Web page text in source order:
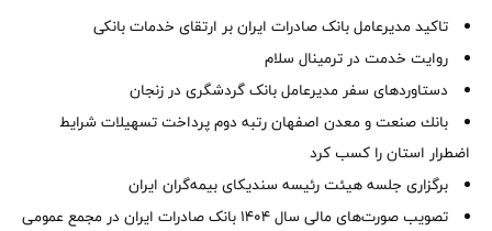
تاکید مدیرعامل بانک صادرات ایران بر ارتقای خدمات بانکی
روایت خدمت در ترمینال سلام
دستاوردهای سفر مدیرعامل بانک گردشگری در زنجان
بانك صنعت و معدن اصفهان رتبه دوم پرداخت تسهیلات شرایط
اضطرار استان را كسب كرد
برگزاری جلسه هیئت رئیسه سندیکای بیمه‌گران ایران
تصویب صورت‌های مالی سال ۱۴۰۴ بانک صادرات ایران در مجمع عمومی